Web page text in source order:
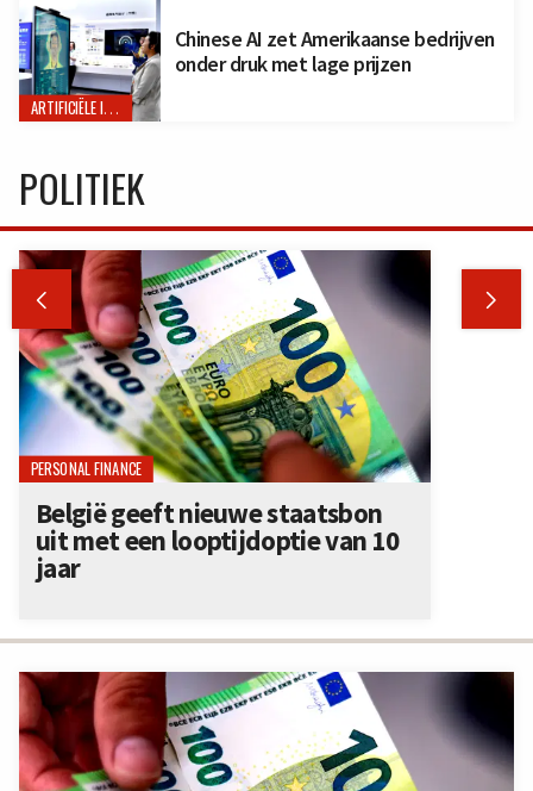
ARTIFICIËLE INTELLIGENTIE
Chinese AI zet Amerikaanse bedrijven
onder druk met lage prijzen
POLITIEK
 
PERSONAL FINANCE
België geeft nieuwe staatsbon
uit met een looptijdoptie van 10
jaar